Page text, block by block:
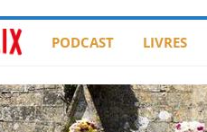
PODCAST LIVRES